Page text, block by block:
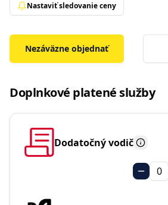
Nastaviť sledovanie ceny
Nezáväzne objednať
Doplnkové platené služby
Dodatočný vodič
0